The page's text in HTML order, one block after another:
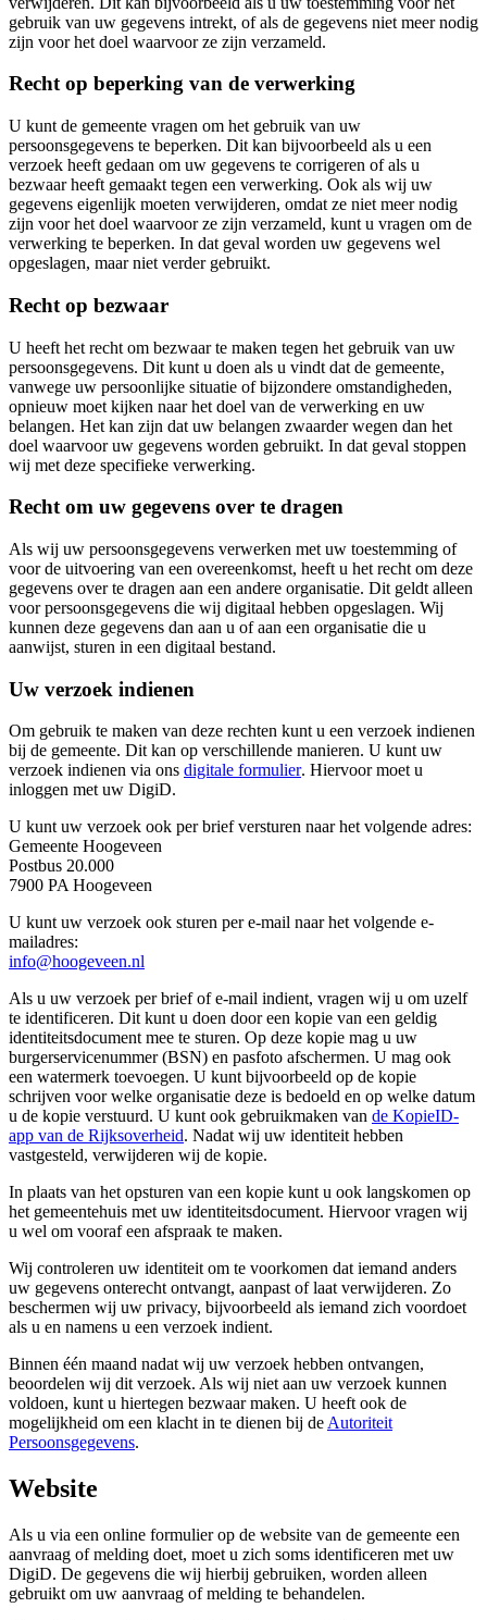
gebruik van uw gegevens intrekt, of als de gegevens niet meer nodig
zijn voor het doel waarvoor ze zijn verzameld.
Recht op beperking van de verwerking
U kunt de gemeente vragen om het gebruik van uw
persoonsgegevens te beperken. Dit kan bijvoorbeeld als u een
verzoek heeft gedaan om uw gegevens te corrigeren of als u
bezwaar heeft gemaakt tegen een verwerking. Ook als wij uw
gegevens eigenlijk moeten verwijderen, omdat ze niet meer nodig
zijn voor het doel waarvoor ze zijn verzameld, kunt u vragen om de
verwerking te beperken. In dat geval worden uw gegevens wel
opgeslagen, maar niet verder gebruikt.
Recht op bezwaar
U heeft het recht om bezwaar te maken tegen het gebruik van uw
persoonsgegevens. Dit kunt u doen als u vindt dat de gemeente,
vanwege uw persoonlijke situatie of bijzondere omstandigheden,
opnieuw moet kijken naar het doel van de verwerking en uw
belangen. Het kan zijn dat uw belangen zwaarder wegen dan het
doel waarvoor uw gegevens worden gebruikt. In dat geval stoppen
wij met deze specifieke verwerking.
Recht om uw gegevens over te dragen
Als wij uw persoonsgegevens verwerken met uw toestemming of
voor de uitvoering van een overeenkomst, heeft u het recht om deze
gegevens over te dragen aan een andere organisatie. Dit geldt alleen
voor persoonsgegevens die wij digitaal hebben opgeslagen. Wij
kunnen deze gegevens dan aan u of aan een organisatie die u
aanwijst, sturen in een digitaal bestand.
Uw verzoek indienen
Om gebruik te maken van deze rechten kunt u een verzoek indienen
bij de gemeente. Dit kan op verschillende manieren. U kunt uw
verzoek indienen via ons digitale formulier. Hiervoor moet u
inloggen met uw DigiD.
U kunt uw verzoek ook per brief versturen naar het volgende adres:
Gemeente Hoogeveen
Postbus 20.000
7900 PA Hoogeveen
U kunt uw verzoek ook sturen per e-mail naar het volgende e-
mailadres:
info@hoogeveen.nl
Als u uw verzoek per brief of e‑mail indient, vragen wij u om uzelf
te identificeren. Dit kunt u doen door een kopie van een geldig
identiteitsdocument mee te sturen. Op deze kopie mag u uw
burgerservicenummer (BSN) en pasfoto afschermen. U mag ook
een watermerk toevoegen. U kunt bijvoorbeeld op de kopie
schrijven voor welke organisatie deze is bedoeld en op welke datum
u de kopie verstuurd. U kunt ook gebruikmaken van de KopieID-
app van de Rijksoverheid. Nadat wij uw identiteit hebben
vastgesteld, verwijderen wij de kopie.
In plaats van het opsturen van een kopie kunt u ook langskomen op
het gemeentehuis met uw identiteitsdocument. Hiervoor vragen wij
u wel om vooraf een afspraak te maken.
Wij controleren uw identiteit om te voorkomen dat iemand anders
uw gegevens onterecht ontvangt, aanpast of laat verwijderen. Zo
beschermen wij uw privacy, bijvoorbeeld als iemand zich voordoet
als u en namens u een verzoek indient.
Binnen één maand nadat wij uw verzoek hebben ontvangen,
beoordelen wij dit verzoek. Als wij niet aan uw verzoek kunnen
voldoen, kunt u hiertegen bezwaar maken. U heeft ook de
mogelijkheid om een klacht in te dienen bij deAutoriteit
Persoonsgegevens.
Website
Als u via een online formulier op de website van de gemeente een
aanvraag of melding doet, moet u zich soms identificeren met uw
DigiD. De gegevens die wij hierbij gebruiken, worden alleen
gebruikt om uw aanvraag of melding te behandelen.